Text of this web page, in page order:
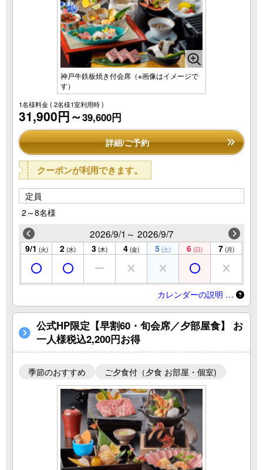
神戸牛鉄板焼き付会席（※画像はイメージで
す）
1名様料金( 2名様1室利用時 )
31,900円～39,600円
詳細/ご予約
クーポンが利用できます。
定員
2～8名様
2026/9/1～ 2026/9/7
9/1 (火) 2 (水) 3 (木) 4 (金) 5 (土) 6 (日) 7 (月)
カレンダーの説明 …
公式HP限定【早割60・旬会席／夕部屋食】 お
一人様税込2,200円お得
季節のおすすめ ご夕食付（夕食 お部屋・個室)